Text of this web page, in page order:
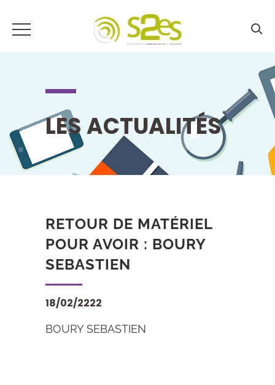
LES ACTUALITÉS
RETOUR DE MATÉRIEL
POUR AVOIR : BOURY
SEBASTIEN
18/02/2222
BOURY SEBASTIEN